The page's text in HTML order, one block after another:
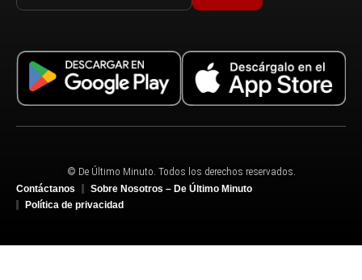
© De Último Minuto. Todos los derechos reservados.
Contáctanos
Sobre Nosotros – De Último Minuto
Política de privacidad